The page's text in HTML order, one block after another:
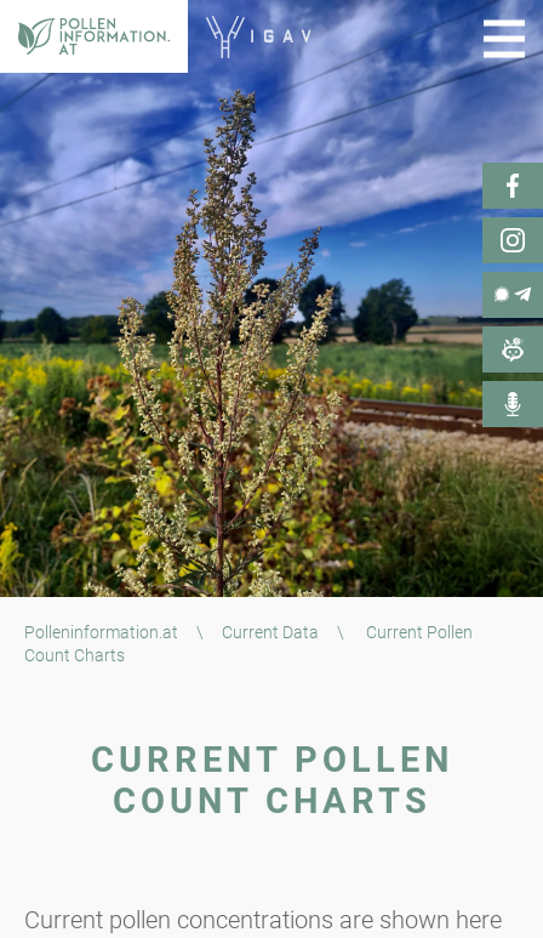
Polleninformation.at \ Current Data \
Current Pollen
Count Charts
CURRENT POLLEN
COUNT CHARTS
Current pollen concentrations are shown here